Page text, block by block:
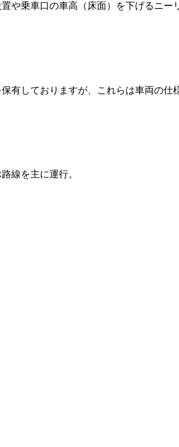
や乗車口の車高（床面）を下げるニ
しておりますが、これらは車両の仕
線を主に運行。